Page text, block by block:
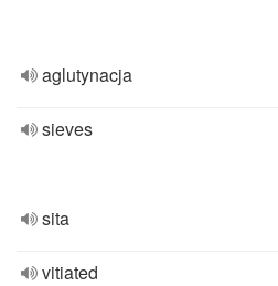
aglutynacja
sieves
sita
vitiated